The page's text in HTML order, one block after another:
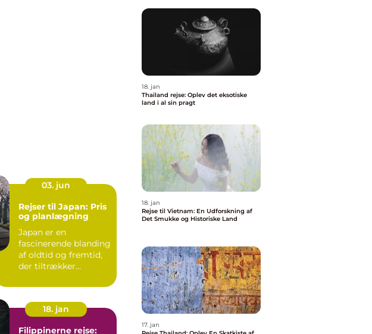
03. jun
Rejser til Japan: Pris
og planlægning
Japan er en
fascinerende blanding
af oldtid og fremtid,
der tiltrækker
verde...
18. jan
Filippinerne rejse:
18. jan
Thailand rejse: Oplev det eksotiske
land i al sin pragt
18. jan
Rejse til Vietnam: En Udforskning af
Det Smukke og Historiske Land
17. jan